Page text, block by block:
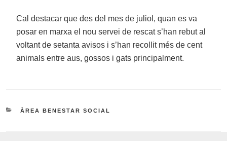
Cal destacar que des del mes de juliol, quan es va
posar en marxa el nou servei de rescat s’han rebut al
voltant de setanta avisos i s’han recollit més de cent
animals entre aus, gossos i gats principalment.
CATEGORIES
ÀREA BENESTAR SOCIAL